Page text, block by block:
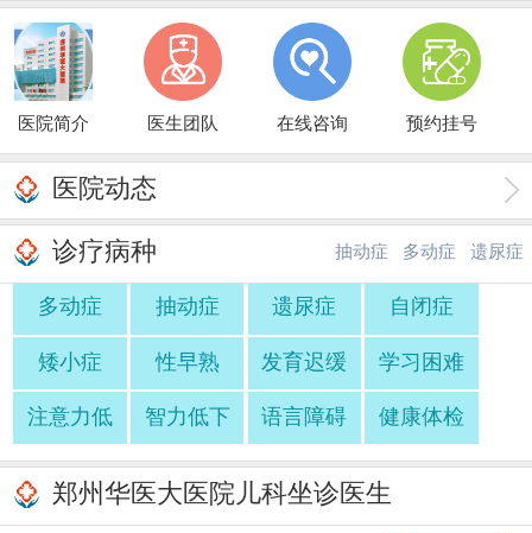
医院简介 医生团队 在线咨询 预约挂号
医院动态
诊疗病种 抽动症
·
多动症
·
遗尿症
多动症 抽动症 遗尿症 自闭症
矮小症 性早熟 发育迟缓 学习困难
注意力低 智力低下 语言障碍 健康体检
郑州华医大医院儿科坐诊医生